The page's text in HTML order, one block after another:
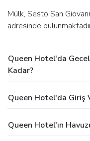
Mülk, Sesto San Giovanni'deki 55 Via Luigi Granelli
adresinde
Queen Hotel'da
Kadar?
Queen Hotel'da Giriş
Queen Hotel'ın